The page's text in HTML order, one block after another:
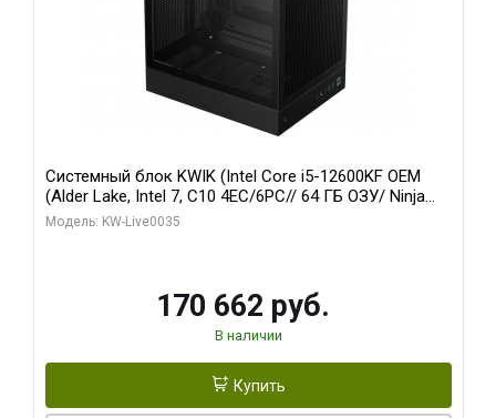
Системный блок KWIK (Intel Core i5-12600KF OEM
(Alder Lake, Intel 7, C10 4EC/6PC// 64 ГБ ОЗУ/ Ninja
Sinotex GTX1650 4GB 128bit GDDR6 DVI DP HDMI 2/
Модель: KW-Live0035
170 662 руб.
В наличии
Купить